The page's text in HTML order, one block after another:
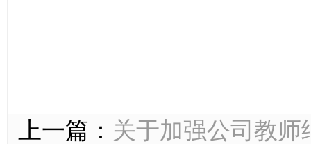
上一篇： 关于加强公司教